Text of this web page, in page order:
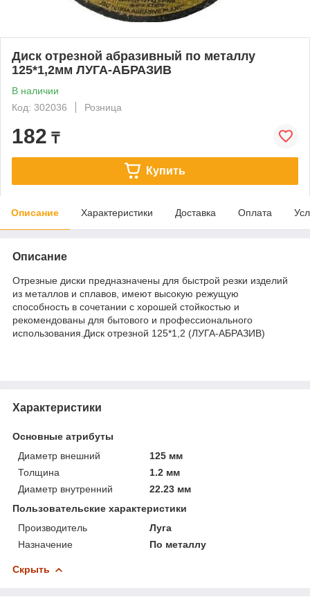
Диск отрезной абразивный по металлу
125*1,2мм ЛУГА-АБРАЗИВ
В наличии
Код: 302036
Розница
182 ₸
Купить
Описание Характеристики Доставка Оплата
Описание
Отрезные диски предназначены для быстрой резки изделий
из металлов и сплавов, имеют высокую режущую
способность в сочетании с хорошей стойкостью и
рекомендованы для бытового и профессионального
использования.Диск отрезной 125*1,2 (ЛУГА-АБРАЗИВ)
Характеристики
Основные атрибуты
Диаметр внешний
125 мм
Толщина
1.2 мм
Диаметр внутренний
22.23 мм
Пользовательские характеристики
Производитель
Луга
Назначение
По металлу
Скрыть